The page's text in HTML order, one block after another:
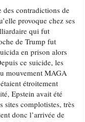
des contradictions de
provoque chez ses
qui fut
de Trump fut
en prison alors
ce suicide, les
mouvement MAGA
étroitement
Epstein avait été
sites complotistes, très
donc l’arrivée de